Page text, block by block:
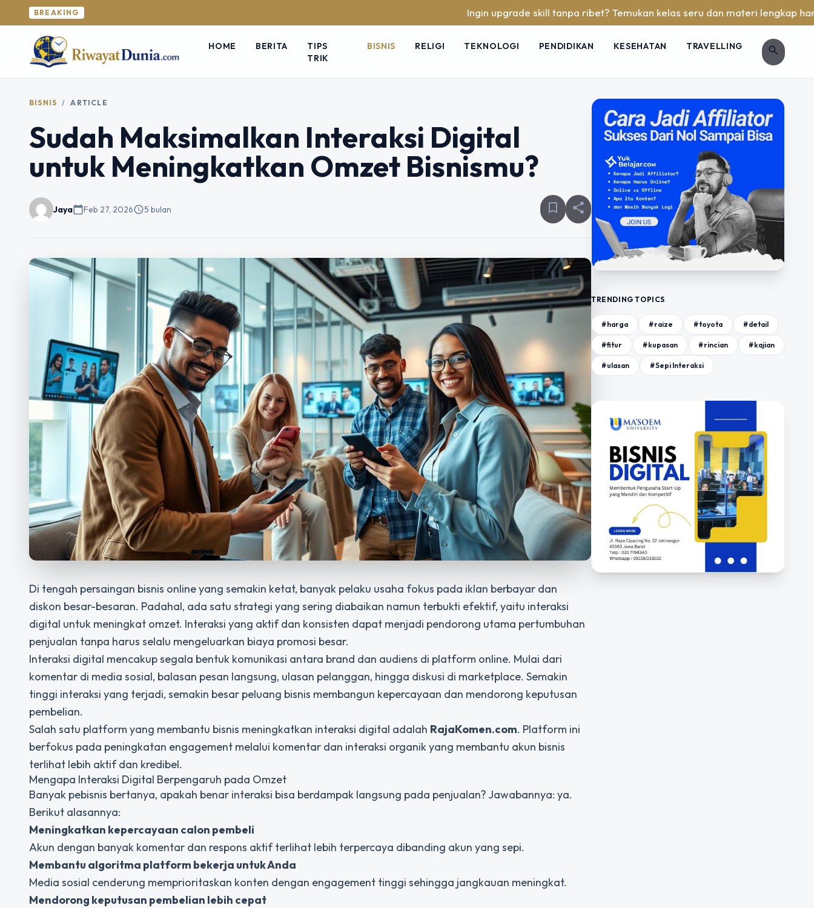
BREAKING Ingin upgrade skill tanpa ribet? Temukan kelas seru dan materi lengkap hanya di
HOME BERITA
TIPS
TRIK
BISNIS RELIGI TEKNOLOGI PENDIDIKAN KESEHATAN TRAVELLING search
BISNIS / ARTICLE
Sudah Maksimalkan Interaksi Digital
untuk Meningkatkan Omzet Bisnismu?
Jayacalendar_todayFeb 27, 2026schedule5 bulan bookmark_border share
Di tengah persaingan bisnis online yang semakin ketat, banyak pelaku usaha fokus pada iklan berbayar dan
diskon besar-besaran. Padahal, ada satu strategi yang sering diabaikan namun terbukti efektif, yaitu interaksi
digital untuk meningkat omzet. Interaksi yang aktif dan konsisten dapat menjadi pendorong utama pertumbuhan
penjualan tanpa harus selalu mengeluarkan biaya promosi besar.
Interaksi digital mencakup segala bentuk komunikasi antara brand dan audiens di platform online. Mulai dari
komentar di media sosial, balasan pesan langsung, ulasan pelanggan, hingga diskusi di marketplace. Semakin
tinggi interaksi yang terjadi, semakin besar peluang bisnis membangun kepercayaan dan mendorong keputusan
pembelian.
Salah satu platform yang membantu bisnis meningkatkan interaksi digital adalah RajaKomen.com. Platform ini
berfokus pada peningkatan engagement melalui komentar dan interaksi organik yang membantu akun bisnis
terlihat lebih aktif dan kredibel.
Mengapa Interaksi Digital Berpengaruh pada Omzet
Banyak pebisnis bertanya, apakah benar interaksi bisa berdampak langsung pada penjualan? Jawabannya: ya.
Berikut alasannya:
Meningkatkan kepercayaan calon pembeli
Akun dengan banyak komentar dan respons aktif terlihat lebih terpercaya dibanding akun yang sepi.
Membantu algoritma platform bekerja untuk Anda
Media sosial cenderung memprioritaskan konten dengan engagement tinggi sehingga jangkauan meningkat.
Mendorong keputusan pembelian lebih cepat
TRENDING TOPICS
#harga #raize #toyota #detail
#fitur #kupasan #rincian #kajian
#ulasan #Sepi Interaksi